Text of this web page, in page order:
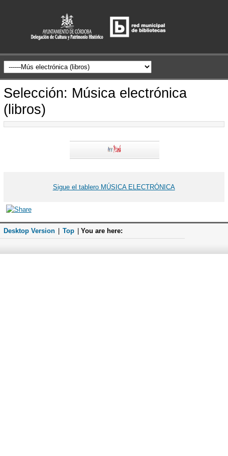
Selección: Música electrónica
(libros)
Sigue el tablero MÚSICA ELECTRÓNICA
Desktop Version Top You are here: